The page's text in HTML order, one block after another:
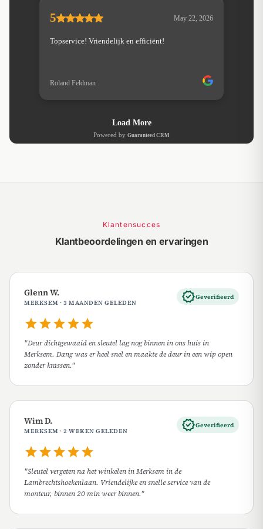
Klantensucces
Klantbeoordelingen en ervaringen
Glenn W.
MERKSEM · 3 MAANDEN GELEDEN verifiedGeverifieerd
starstarstarstarstar
"Deur dichtgewaaid en sleutel lag nog binnen in ons huis in
Merksem. Dang was er heel snel en maakte de deur in een wip open
zonder krassen."
Wim D.
MERKSEM · 2 WEKEN GELEDEN verifiedGeverifieerd
starstarstarstarstar
"Sleutel vergeten na het winkelen in Merksem in de
Lambrechtshoekenlaan. Vriendelijke en snelle service van de
monteur, binnen 20 min weer binnen."